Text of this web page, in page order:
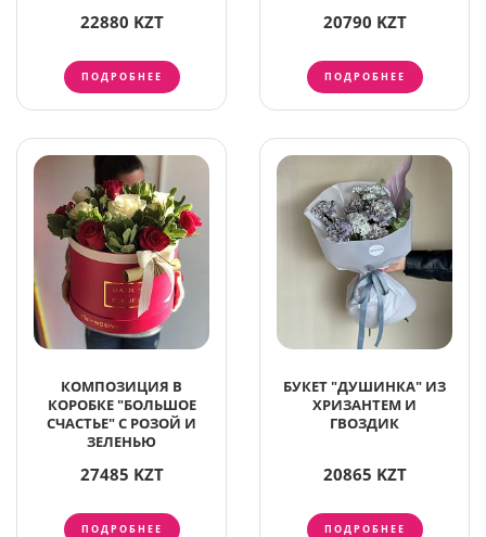
22880 KZT
ПОДРОБНЕЕ
20790 KZT
ПОДРОБНЕЕ
КОМПОЗИЦИЯ В
КОРОБКЕ "БОЛЬШОЕ
СЧАСТЬЕ" С РОЗОЙ И
ЗЕЛЕНЬЮ
27485 KZT
ПОДРОБНЕЕ
БУКЕТ "ДУШИНКА" ИЗ
ХРИЗАНТЕМ И
ГВОЗДИК
20865 KZT
ПОДРОБНЕЕ